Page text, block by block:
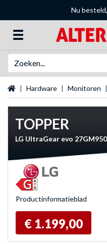
Nu
Startpagina
Hardware Monitoren
TOPPER
Product­informatieblad
€ 1.199,00